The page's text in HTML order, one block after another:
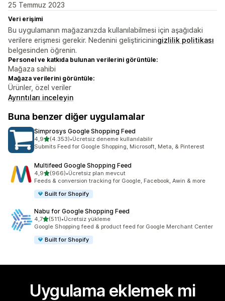
25 Temmuz 2023
Veri erişimi
Bu uygulamanın mağazanızda kullanılabilmesi için aşağıdaki
verilere erişmesi gerekir. Nedenini geliştiriciningizlilik politikası
belgesinden öğrenin.
Personel ve katkıda bulunan verilerini görüntüle:
Mağaza sahibi
Mağaza verilerini görüntüle:
Ürünler, özel veriler
Ayrıntıları inceleyin
Buna benzer diğer uygulamalar
Simprosys Google Shopping Feed
4,95 yıldız üzerinden
(4.353)
toplam 4353 değerlendirme
•Ücretsiz deneme kullanılabilir
Submits Feed for Google Shopping, Microsoft, Meta, & Pinterest
Multifeed Google Shopping Feed
4,95 yıldız üzerinden
(966)
toplam 966 değerlendirme
•Ücretsiz plan mevcut
Feeds & conversion tracking for Google, Facebook, Awin & more
Built for Shopify
Nabu for Google Shopping Feed
4,75 yıldız üzerinden
(511)
toplam 511 değerlendirme
•Ücretsiz yükleme
Google Shopping feed & product feed for Google Merchant Center
Built for Shopify
Uygulama eklemek mi